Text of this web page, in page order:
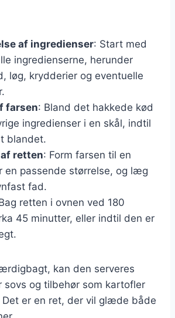
af ingredienser: Start med
ingredienserne, herunder
løg, krydderier og eventuelle
farsen: Bland det hakkede kød
ingredienser i en skål, indtil
blandet.
retten: Form farsen til en
en passende størrelse, og læg
fad.
retten i ovnen ved 180
45 minutter, eller indtil den er
kan den serveres
og tilbehør som kartofler
Det er en ret, der vil glæde både